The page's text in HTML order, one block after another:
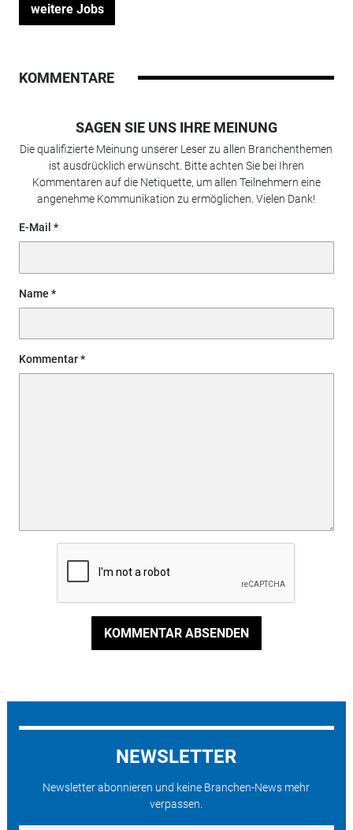
weitere Jobs
KOMMENTARE
SAGEN SIE UNS IHRE MEINUNG
Die qualifizierte Meinung unserer Leser zu allen Branchenthemen
ist ausdrücklich erwünscht. Bitte achten Sie bei Ihren
Kommentaren auf die Netiquette, um allen Teilnehmern eine
angenehme Kommunikation zu ermöglichen. Vielen Dank!
E-Mail
Name
Kommentar
KOMMENTAR ABSENDEN
NEWSLETTER
Newsletter abonnieren und keine Branchen-News mehr
verpassen.